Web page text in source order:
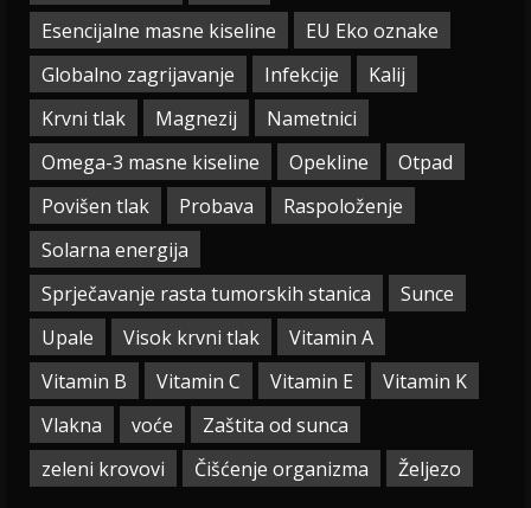
Esencijalne masne kiseline
EU Eko oznake
Globalno zagrijavanje
Infekcije
Kalij
Krvni tlak
Magnezij
Nametnici
Omega-3 masne kiseline
Opekline
Otpad
Povišen tlak
Probava
Raspoloženje
Solarna energija
Sprječavanje rasta tumorskih stanica
Sunce
Upale
Visok krvni tlak
Vitamin A
Vitamin B
Vitamin C Vitamin E
Vitamin K
Vlakna
voće
Zaštita od sunca
zeleni krovovi
Čišćenje organizma Željezo